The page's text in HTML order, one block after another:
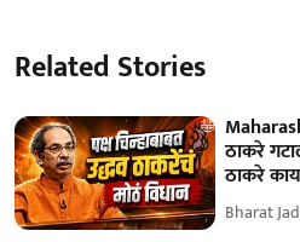
Related Stories
ठाकरे
ठाकरे
Bharat